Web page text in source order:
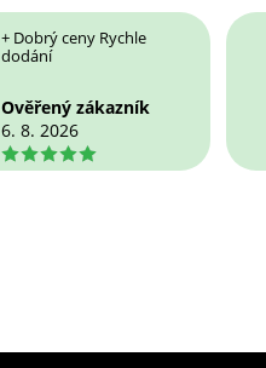
+ Dobrý ceny Rychle
dodání
Ověřený zákazník
6. 8. 2026
5